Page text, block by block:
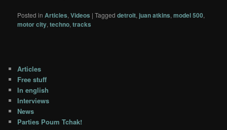
Posted in Articles,Videos |Tagged detroit, juan atkins,model 500,
motor city,techno,tracks
Articles
Free stuff
In english
Interviews
News
Parties Poum Tchak!